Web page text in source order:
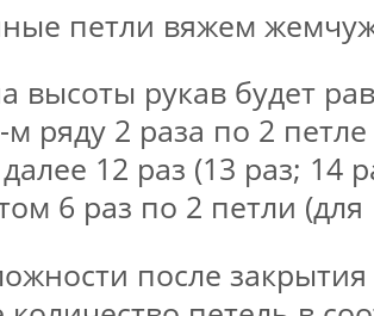
петли вяжем
высоты рукав будет
ряду 2 раза по 2 петле
12 раз (13 раз; 14
6 раз по 2 петли (для
после